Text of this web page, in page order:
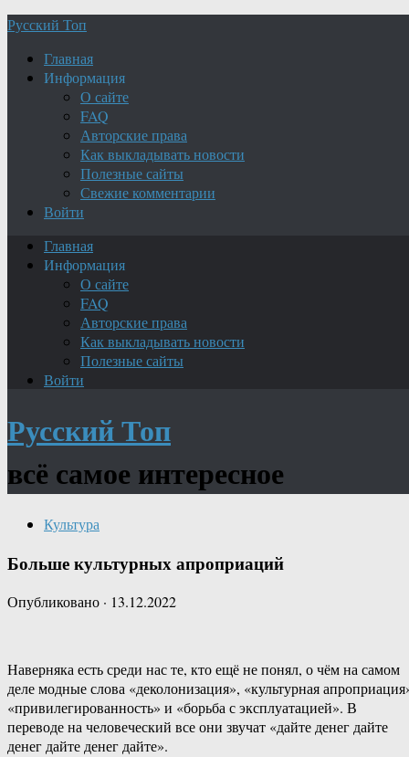
Русский Топ
Главная
Информация
О сайте
FAQ
Авторские права
Как выкладывать новости
Полезные сайты
Свежие комментарии
Войти
Главная
Информация
О сайте
FAQ
Авторские права
Как выкладывать новости
Полезные сайты
Войти
Русский Топ
всё самое интересное
Культура
Больше культурных апроприаций
Опубликовано · 13.12.2022
Наверняка есть среди нас те, кто ещё не понял, о чём на самом
деле модные слова «деколонизация», «культурная
«привилегированность» и «борьба с эксплуатацией». В
переводе на человеческий все они звучат «дайте денег дайте
денег дайте денег дайте».